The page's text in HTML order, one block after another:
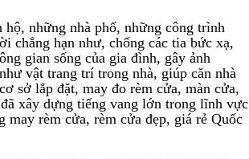
những nhà phố, những công trình
chẳng hạn như, chống các tia bức xạ,
gian sống của gia đình, gây ảnh
vật trang trí trong nhà, giúp căn nhà
sở lắp đặt, may đo rèm cửa, màn cửa,
xây dựng tiếng vang lớn trong lĩnh vực
may rèm cửa, rèm cửa đẹp, giá rẻ Quốc